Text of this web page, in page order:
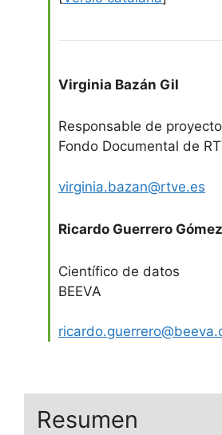
Virginia Bazán Gil
Responsable de
Fondo Documental de
virginia.bazan@rtve.es
Ricardo Guerrero
Científico de datos
BEEVA
Resumen